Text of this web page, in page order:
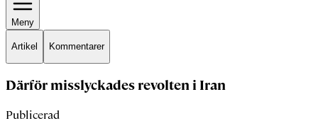
Meny
Artikel Kommentarer
Därför misslyckades revolten i Iran
Publicerad